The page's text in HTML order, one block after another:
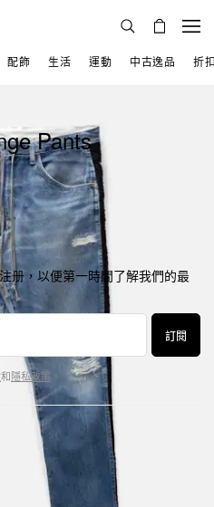
配飾 生活 運動 中古逸品 折
Pants
册，以便第一時間了解我們的最
訂閱
和隱私政策 。